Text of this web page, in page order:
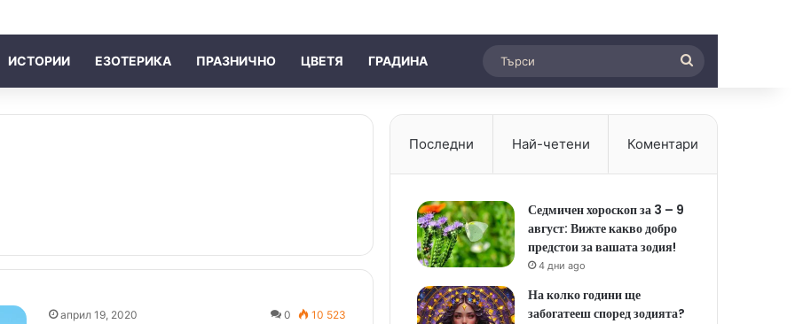
ИСТОРИИ ЕЗОТЕРИКА ПРАЗНИЧНО ЦВЕТЯ ГРАДИНА
април 19, 2020 0 10 523
Последни Най-четени Коментари
Седмичен хороскоп за 3 – 9
август: Вижте какво добро
предстои за вашата зодия!
4 дни ago
На колко години ще
забогатееш според зодията?